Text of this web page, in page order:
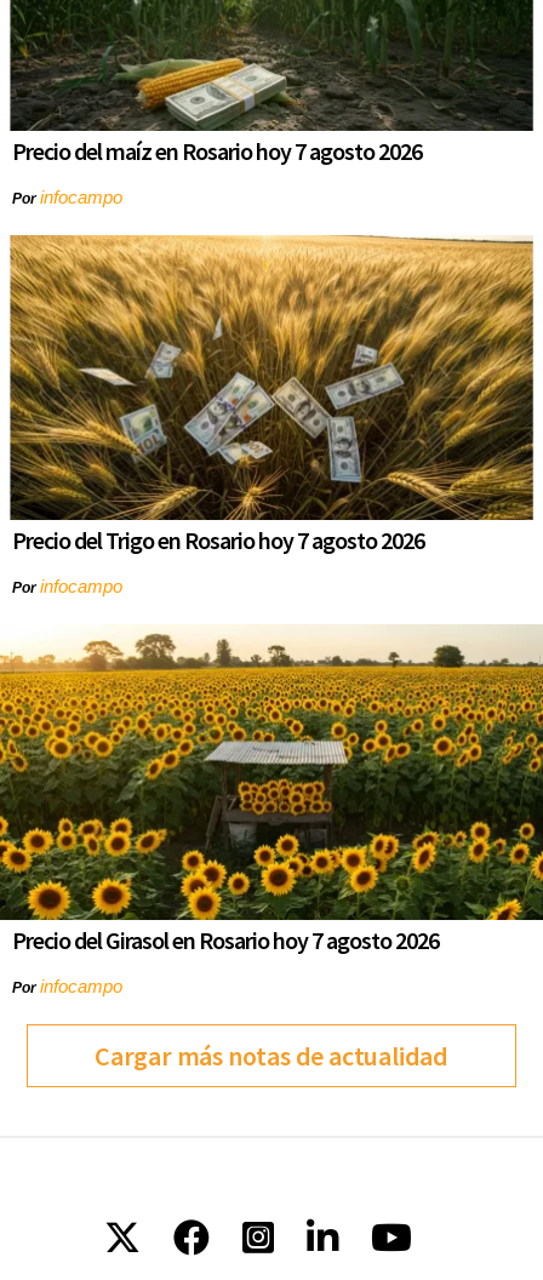
Precio del maíz en Rosario hoy 7 agosto 2026
Porinfocampo
Precio del Trigo en Rosario hoy 7 agosto 2026
Porinfocampo
Precio del Girasol en Rosario hoy 7 agosto 2026
Porinfocampo
Cargar más notas de actualidad